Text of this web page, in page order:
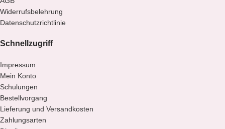
Widerrufsbelehrung
Datenschutzrichtlinie
Schnellzugriff
Impressum
Mein Konto
Schulungen
Bestellvorgang
Lieferung und Versandkosten
Zahlungsarten